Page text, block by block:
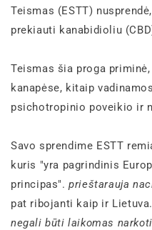
Teismas (ESTT)
prekiauti kanabidioliu
Teismas šia proga priminė,
kanapėse, kitaip
psichotropinio poveikio ir
Savo sprendime ESTT
kuris "yra pagrindinis
principas".prieštarauja
pat ribojanti kaip ir Lietuva.
negali būti laikomas